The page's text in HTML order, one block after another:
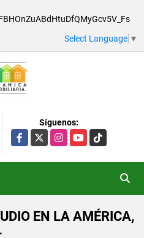
Select Language ▼
Síguenos:
Facebook
X InstagramYouTubeTikTok
EN LA AMÉRICA,